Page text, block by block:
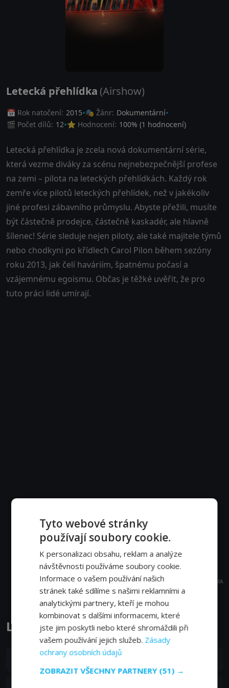
Letecká přehlídka (Airshow)
📅 Rok natočení: 2015 🎭 Žánr: Dokumentární
🎬 Počet dílů: 12 ⭐ Hodnocení: 100% (1 hodnocení)
Letecká přehlídka je zcela nová dokumentární série,
která vezme diváky za scénu nejnebezpečnější profese
na zemi – pilota na leteckých přehlídkách. Každý rok
zemře více pilotů leteckých přehlídek, než v jakékoliv
jiné profesi zábavního průmyslu. Abyste přežili, musíte
být částečně prodejce, částečně kaskadér, ale hlavně
šílenec! Série sleduje nejen piloty, ale také majitele týmů
nebo chodkyni po křídlech Carol Pilon během sezóny
roku 2013, jak čelí haváriím, špatnému počasí a
vzájemnému egoismu. Občas je těžké uvěřit, že pro
tuto práci lidé umírají.
REKLAMA
Letecká přehlídka epizody
Bod zlomu
Tyto webové stránky
používají soubory cookie.
K personalizaci obsahu, reklam a analýze
návštěvnosti používáme soubory cookie.
Informace o vašem používání našich
stránek také sdílíme s našimi reklamními a
analytickými partnery, kteří je mohou
kombinovat s dalšími informacemi, které
jste jim poskytli nebo které shromáždili při
vašem používání jejich služeb. Zásady
ochrany osobních údajů
ZOBRAZIT VŠECHNY PARTNERY (51) →